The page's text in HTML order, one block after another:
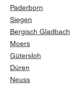
Paderborn
Siegen
Bergisch Gladbach
Moers
Gütersloh
Düren
Neuss